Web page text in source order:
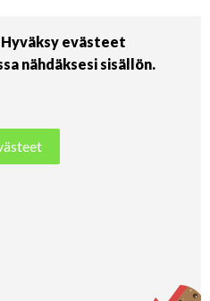
evästeet
nähdäksesi sisällön.